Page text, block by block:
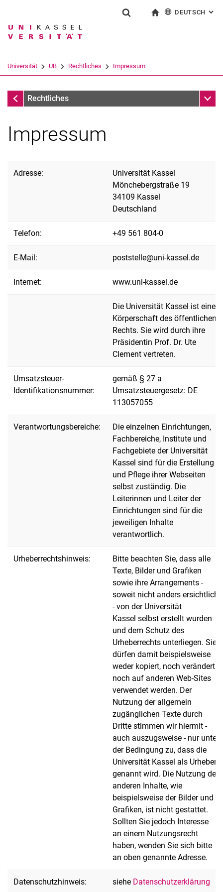
Springe direkt zu: Inhalt
Springe direkt zu: Suche
Springe direkt zu:
Suchbegriff
Suchen (öffnet externen Link in einem
DEUTSCH :
Universität UB Rechtliches Impressum
UB Rechtliches
Impressum
Adresse:
Universität Kassel
Mönchebergstraße 19
34109 Kassel
Deutschland
Telefon: +49 561 804-0
E-Mail: poststelle@uni-kassel.de
Internet: www.uni-kassel.de
Die Universität Kassel ist eine
Körperschaft des öffentlichen
Rechts. Sie wird durch ihre
Präsidentin Prof. Dr. Ute
Clement vertreten.
Umsatzsteuer-
Identifikationsnummer:
gemäß § 27 a
Umsatzsteuergesetz: DE
113057055
Verantwortungsbereiche:
Die einzelnen Einrichtungen,
Fachbereiche, Institute und
Fachgebiete der Universität
Kassel sind für die Erstellung
und Pflege ihrer Webseiten
selbst zuständig. Die
Leiterinnen und Leiter der
Einrichtungen sind für die
jeweiligen Inhalte
verantwortlich.
Urheberrechtshinweis:
Bitte beachten Sie, dass alle
Texte, Bilder und Grafiken
sowie ihre Arrangements -
soweit nicht anders ersichtlich
- von der Universität
Kassel selbst erstellt wurden
und dem Schutz des
Urheberrechts unterliegen. Sie
dürfen damit beispielsweise
weder kopiert, noch verändert
noch auf anderen Web-Sites
verwendet werden. Der
Nutzung der allgemein
zugänglichen Texte durch
Dritte stimmen wir hiermit -
auch auszugsweise - nur unter
der Bedingung zu, dass die
Universität Kassel als Urheber
genannt wird. Die Nutzung der
anderen Inhalte, wie
beispielsweise der Bilder und
Grafiken, ist nicht gestattet.
Sollten Sie jedoch Interesse
an einem Nutzungsrecht
haben, wenden Sie sich bitte
an oben genannte Adresse.
Datenschutzhinweis: siehe Datenschutzerklärung